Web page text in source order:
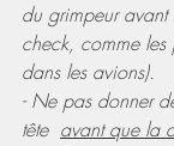
du grimpeur
check, comme les
dans les avions).
- Ne pas donner
tête avant que la